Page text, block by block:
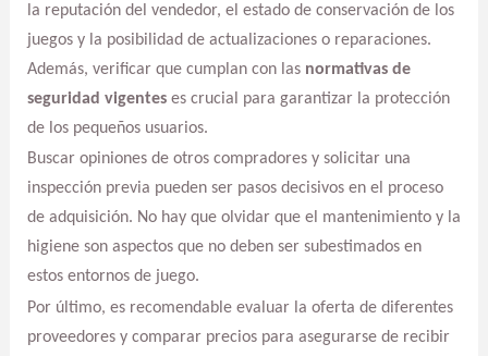
la reputación del vendedor, el estado de conservación de los
juegos y la posibilidad de actualizaciones o reparaciones.
Además, verificar que cumplan con las normativas de
seguridad vigenteses crucial para garantizar la protección
de los pequeños usuarios.
Buscar opiniones de otros compradores y solicitar una
inspección previa pueden ser pasos decisivos en el proceso
de adquisición. No hay que olvidar que el mantenimiento y la
higiene son aspectos que no deben ser subestimados en
estos entornos de juego.
Por último, es recomendable evaluar la oferta de diferentes
proveedores y comparar precios para asegurarse de recibir